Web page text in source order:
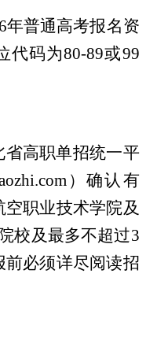
年普通高考报名资
代码为80-89或99
省高职单招统一平
）确认有
职业技术学院及
校及最多不超过3
前必须详尽阅读招